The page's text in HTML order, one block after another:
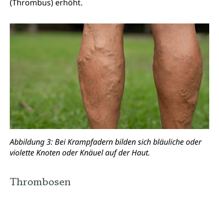
(Thrombus) erhöht.
Abbildung 3: Bei Krampfadern bilden sich bläuliche oder
violette Knoten oder Knäuel auf der Haut.
Thrombosen